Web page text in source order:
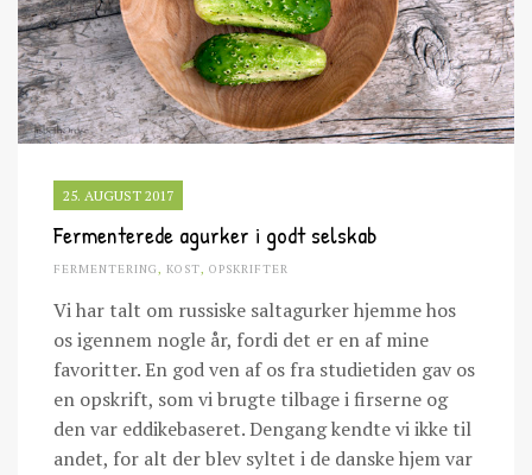
25. AUGUST 2017
Fermenterede agurker i godt selskab
FERMENTERING, KOST, OPSKRIFTER
Vi har talt om russiske saltagurker hjemme hos
os igennem nogle år, fordi det er en af mine
favoritter. En god ven af os fra studietiden gav os
en opskrift, som vi brugte tilbage i firserne og
den var eddikebaseret. Dengang kendte vi ikke til
andet, for alt der blev syltet i de danske hjem var